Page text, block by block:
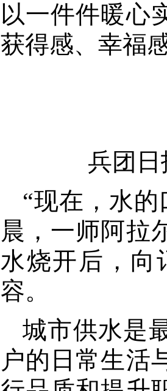
以一件件暖心
获得感、幸福
兵团
“现在，水
晨，一师阿拉
水烧开后，向
容。
城市供水是
户的日常生活